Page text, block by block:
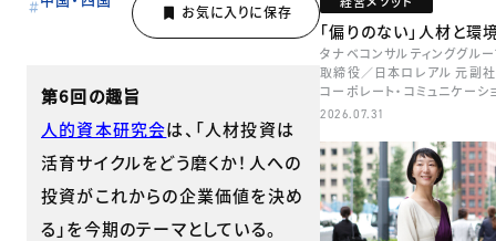
第6回の趣旨
人的資本研究会は、「人材投資は
活育サイクルをどう磨くか！人への
投資がこれからの企業価値を決め
る」を今期のテーマとしている。
「偏りのない」人材と環
タナベコンサルティンググル
取締役／日本ロレアル 元副
コーポレート・コミュニケーシ
本部長／キャリアコンサルタ
2026.07.31